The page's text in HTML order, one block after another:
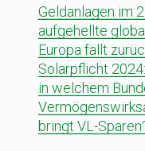
Geldanlagen im
aufgehellte
Europa fällt
Solarpflicht
in welchem
bringt VL-